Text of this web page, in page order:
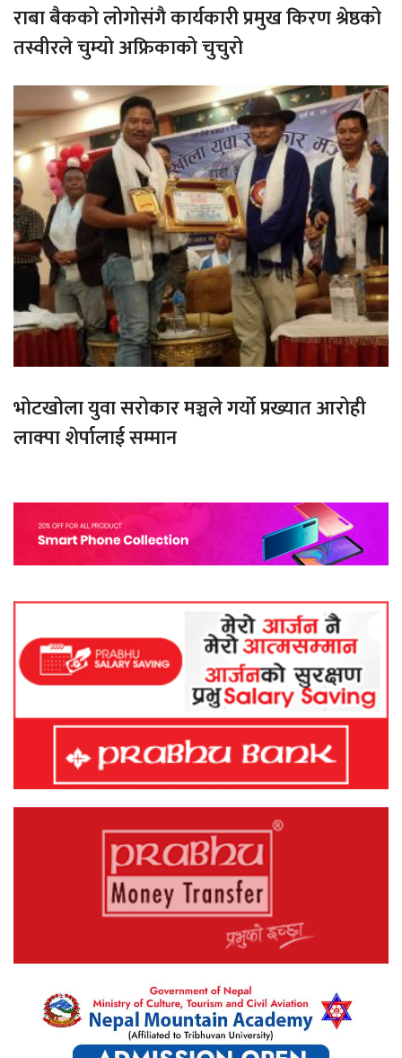
राबा बैकको लोगोसंगै कार्यकारी प्रमुख किरण श्रेष्ठको
तस्वीरले चुम्यो अफ्रिकाको चुचुरो
भोटखोला युवा सरोकार मञ्चले गर्यो प्रख्यात आरोही
लाक्पा शेर्पालाई सम्मान